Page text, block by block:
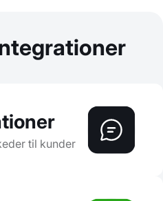
til kunder